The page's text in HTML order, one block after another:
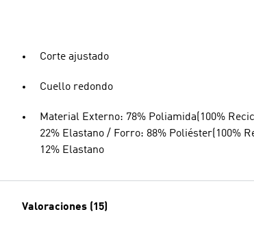
Corte ajustado
Cuello redondo
Material Externo: 78% Poliamida(100%
22% Elastano / Forro: 88% Poliéster(100%
12% Elastano
Valoraciones (15)